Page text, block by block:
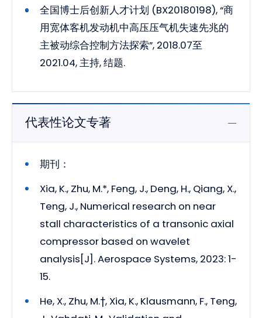
全国博士后创新人才计划 (BX20180198), “商
用宽体客机发动机中高压压气机失速先兆的
主被动综合控制方法探索”, 2018.07至
2021.04, 主持, 结题.
代表性论文专著
期刊：
Xia, K., Zhu, M.*, Feng, J., Deng, H., Qiang, X.,
Teng, J., Numerical research on near
stall characteristics of a transonic axial
compressor based on wavelet
analysis[J]. Aerospace Systems, 2023: 1-
15.
He, X., Zhu, M.†, Xia, K., Klausmann, F., Teng,